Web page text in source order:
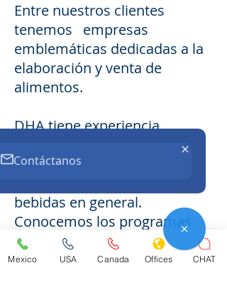
Entre nuestros clientes
tenemos empresas
emblemáticas dedicadas a la
elaboración y venta de
alimentos.
DHA tiene experiencia
atendiendo a productores de
cereales, carne, comida
bebidas en general.
Conocemos los programas
de control de calidad,
capacitación de personal y
Mexico USA Canada Offices CHAT
Contáctanos